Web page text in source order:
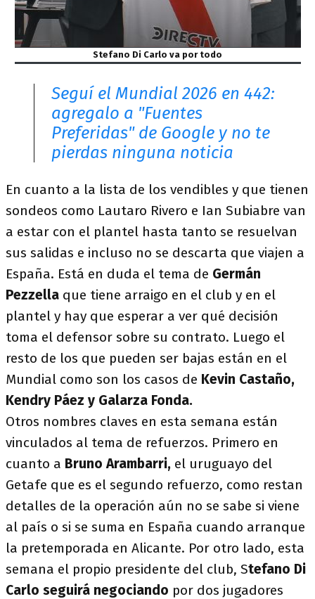
Stefano Di Carlo va por todo
Seguí el Mundial 2026 en 442:
agregalo a "Fuentes
Preferidas" de Google y no te
pierdas ninguna noticia
En cuanto a la lista de los vendibles y que tienen
sondeos como Lautaro Rivero e Ian Subiabre van
a estar con el plantel hasta tanto se resuelvan
sus salidas e incluso no se descarta que viajen a
España. Está en duda el tema de Germán
Pezzella que tiene arraigo en el club y en el
plantel y hay que esperar a ver qué decisión
toma el defensor sobre su contrato. Luego el
resto de los que pueden ser bajas están en el
Mundial como son los casos de Kevin Castaño,
Kendry Páez y Galarza Fonda.
Otros nombres claves en esta semana están
vinculados al tema de refuerzos. Primero en
cuanto a Bruno Arambarri, el uruguayo del
Getafe que es el segundo refuerzo, como restan
detalles de la operación aún no se sabe si viene
al país o si se suma en España cuando arranque
la pretemporada en Alicante. Por otro lado, esta
semana el propio presidente del club, Stefano Di
Carlo seguirá negociando por dos jugadores